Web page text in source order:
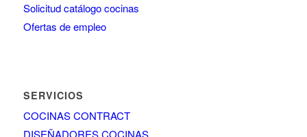
Solicitud catálogo cocinas
Ofertas de empleo
SERVICIOS
COCINAS CONTRACT
DISEÑADORES COCINAS